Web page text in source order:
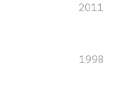
2011
1998